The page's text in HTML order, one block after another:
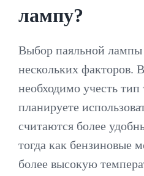
лампу?
Выбор паяльной лампы
нескольких факторов.
необходимо учесть
планируете
считаются более
тогда как бензиновые
более высокую